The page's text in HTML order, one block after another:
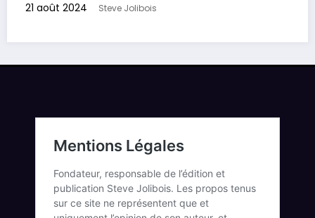
21 août 2024 Steve Jolibois